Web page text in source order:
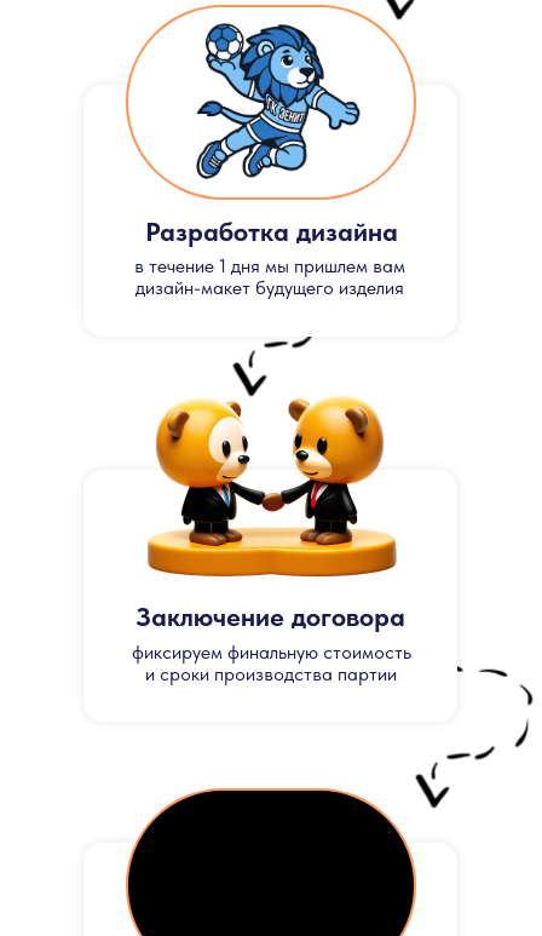
в течение 1 дня мы пришлем вам
дизайн-макет будущего изделия
Разработка дизайна
фиксируем финальную стоимость
и сроки производства партии
Заключение договора